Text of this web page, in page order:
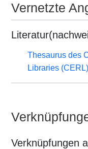
Vernetzte
Thesaurus des
Libraries (CERL)
Verknüpfungen